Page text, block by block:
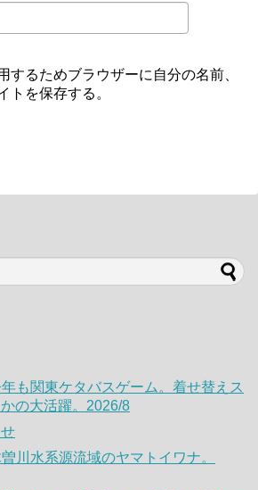
するためブラウザーに自分の名前、
トを保存する。
年も関東ケタバスゲーム。着せ替えス
の大活躍。2026/8
川水系源流域のヤマトイワナ。